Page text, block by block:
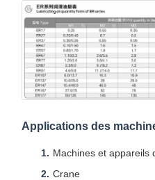
Applications des
Machines et appareils
Crane